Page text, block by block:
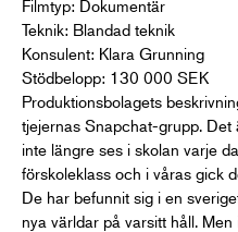
Filmtyp: Dokumentär
Teknik: Blandad teknik
Konsulent: Klara Grunning
Stödbelopp: 130 000 SEK
Produktionsbolagets
tjejernas Snapchat-grupp.
inte längre ses i skolan varje
förskoleklass och i våras gick
De har befunnit sig i en
nya världar på varsitt håll.